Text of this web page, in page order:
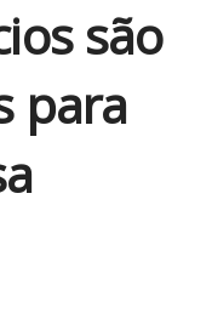
são
para